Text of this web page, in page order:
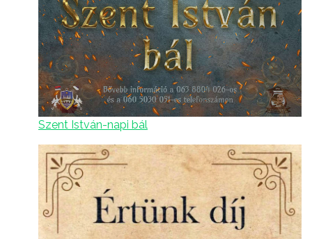
Szent István-napi bál